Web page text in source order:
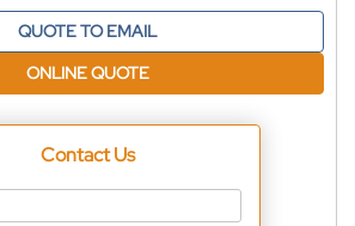
QUOTE TO EMAIL
ONLINE QUOTE
Contact Us